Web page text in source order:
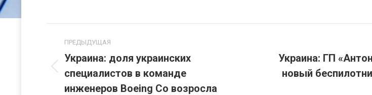
по
записям
ПРЕДЫДУЩАЯ
Предыдущая
запись:
Украина: доля украинских
специалистов в команде
инженеров Boeing Co возросла
Следующая
Украина: ГП
новый